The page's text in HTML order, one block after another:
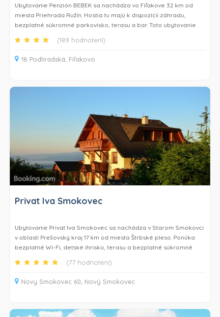
Ubytovanie Penzión BEBEK sa nachádza vo Fiľakove 32 km od
miesta Priehrada Ružín. Hostia tu majú k dispozícii záhradu,
bezplatné súkromné parkovisko, terasu a bar. Toto ubytovanie
izby majú balkón s výhľadom na záhradu.
Každá izba v ubytovaní Penzión BEBEK má písací stôl, TV s
ponúkajú tiež výhľad na mesto.
V ubytovaní Penzión BEBEK sa podávajú raňajky formou bufetu
alebo kontinentálne raňajky.
Hostia môžu v ubytovaní Penzión BEBEK využívať gril. Hostia
ubytovania Penzión BEBEK sa môžu vo Fiľakove a okolí venovať
rôznym aktivitám, napríklad cyklistike.
(189 hodnotení)
18 Podhradská, Fiľakovo
Privat Iva Smokovec
Ubytovanie Privat Iva Smokovec sa nachádza v Starom Smokovci
v oblasti Prešovský kraj 17 km od miesta Štrbské pleso. Ponúka
bezplatné Wi-Fi, detské ihrisko, terasu a bezplatné súkromné
Niektoré ubytovacie jednotky majú satelitnú TV s plochou
obrazovkou, kompletne vybavenú kuchynku s chladničkou a
(77 hodnotení)
Novy Smokovec 60, Nový Smokovec